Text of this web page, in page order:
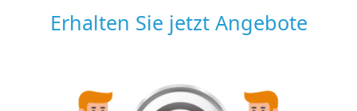
Erhalten Sie jetzt Angebote